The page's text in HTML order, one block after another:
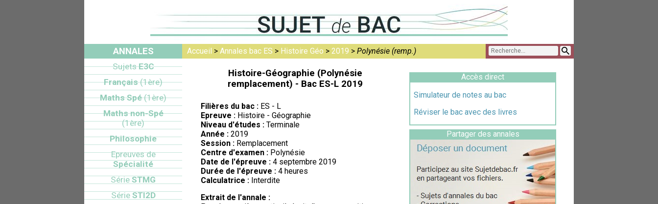
Accueil > Annales bac ES > Histoire Géo > 2019 > Polynésie (remp.)
Histoire-Géographie (Polynésie
remplacement) - Bac ES-L 2019
Filières du bac : ES - L
Epreuve : Histoire - Géographie
Niveau d'études : Terminale
Année : 2019
Session : Remplacement
Centre d'examen : Polynésie
Date de l'épreuve : 4 septembre 2019
Durée de l'épreuve : 4 heures
Calculatrice : Interdite
Extrait de l'annale :
Accès direct
Simulateur de notes au bac
Réviser le bac avec des livres
Partager des annales
ANNALES
SujetsE3C
Français(1ère)
Maths Spé(1ère)
Maths non-Spé
(1ère)
Philosophie
Epreuves de
Spécialité
Série STMG
SérieSTI2D